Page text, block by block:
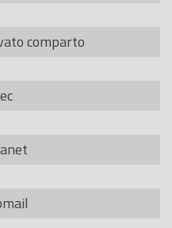
comparto